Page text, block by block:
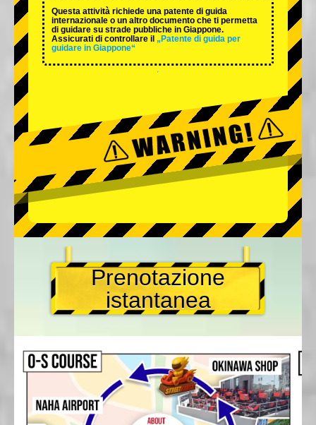
Questa attività richiede una patente di guida
internazionale o un altro documento che ti permetta
di guidare su strade pubbliche in Giappone.
Assicurati di controllare il „Patente di guida per
guidare in Giappone“
Prenotazione
istantanea